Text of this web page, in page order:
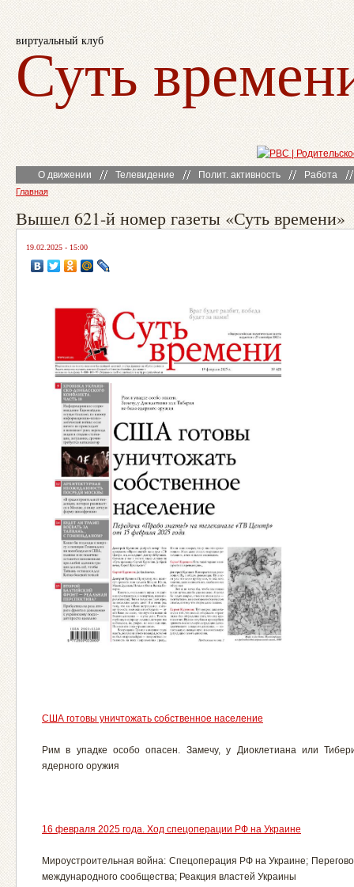
виртуальный клуб
Суть
О движении Телевидение Полит. активность Работа
Главная
Вышел 621-й номер газеты «Суть времени»
19.02.2025 - 15:00
США готовы уничтожать собственное население
Рим в упадке особо опасен. Замечу, у Диоклетиана или
ядерного оружия
16 февраля 2025 года. Ход спецоперации РФ на Украине
Мироустроительная война: Спецоперация РФ на Украине;
международного сообщества; Реакция властей Украины